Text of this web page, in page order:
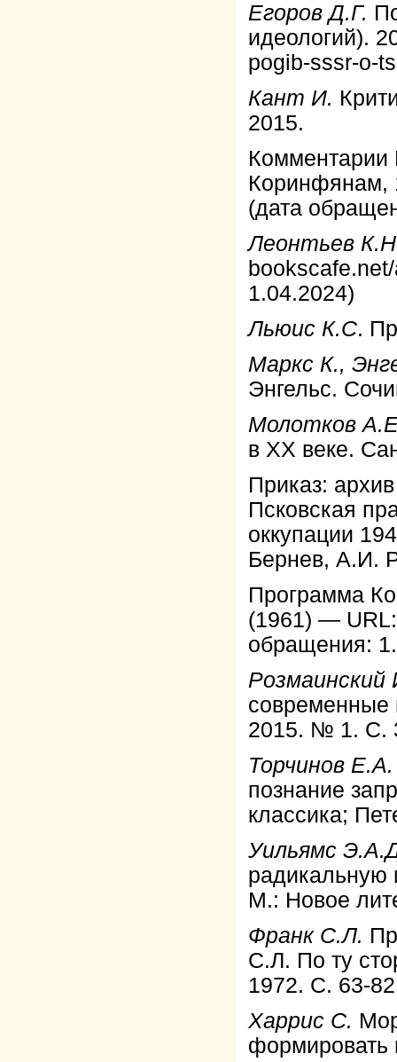
Егоров Д.Г.
идеологий).
pogib-sssr-o-
Кант И.
2015.
Комментарии
Коринфянам,
(дата
Леонтьев
1.04.2024)
Льюис К.С.
Маркс К.,
Энгельс.
Молотков
в XX веке.
Приказ:
Псковская
оккупации
Бернев, А.И.
Программа
(1961) —
обращения:
Розмаинский
современные
2015. № 1. С.
Торчинов Е.А.
познание
классика;
Уильямс
радикальную
М.: Новое
Франк С.Л.
С.Л. По ту
1972. С. 63-
Харрис С.